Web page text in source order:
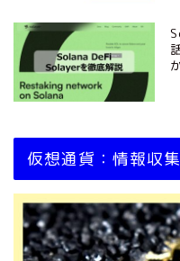
仮想通貨：情報収集